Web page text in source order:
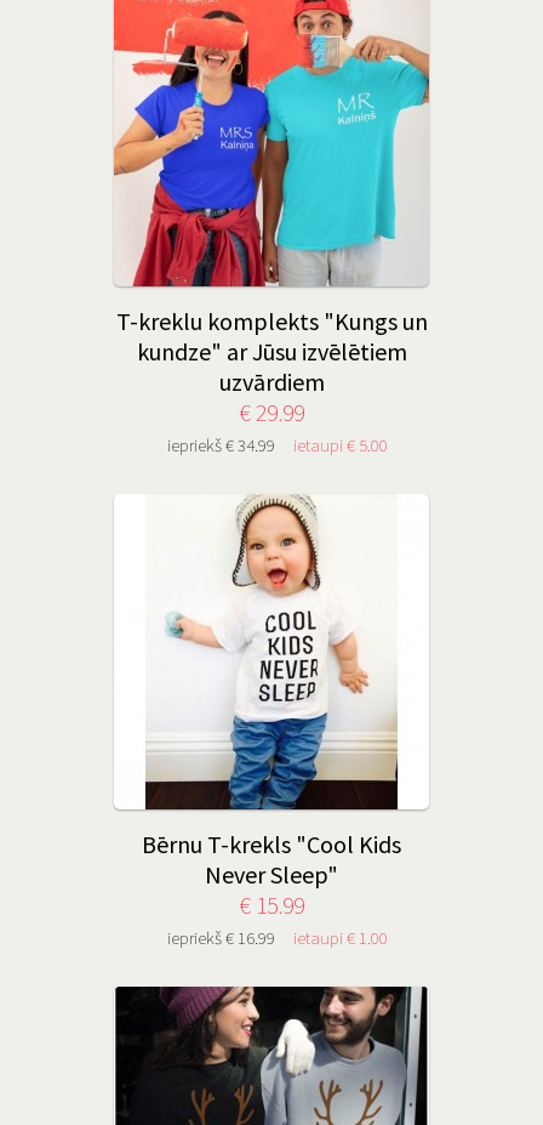
T-kreklu komplekts "Kungs un
kundze" ar Jūsu izvēlētiem
uzvārdiem
€ 29.99
iepriekš € 34.99 ietaupi € 5.00
Bērnu T-krekls "Cool Kids
Never Sleep"
€ 15.99
iepriekš € 16.99 ietaupi € 1.00